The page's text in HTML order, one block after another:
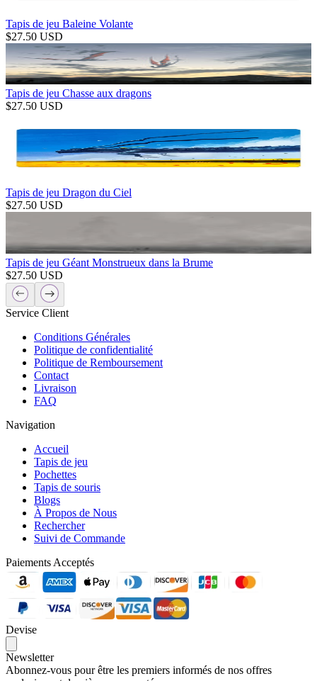
Tapis de jeu Baleine Volante
$27.50 USD
Tapis de jeu Chasse aux dragons
$27.50 USD
Tapis de jeu Dragon du Ciel
$27.50 USD
Tapis de jeu Géant Monstrueux dans la Brume
$27.50 USD
Service Client
Conditions Générales
Politique de confidentialité
Politique de Remboursement
Contact
Livraison
FAQ
Navigation
Accueil
Tapis de jeu
Pochettes
Tapis de souris
Blogs
À Propos de Nous
Rechercher
Suivi de Commande
Paiements Acceptés
Devise
Newsletter
Abonnez-vous pour être les premiers informés de nos offres